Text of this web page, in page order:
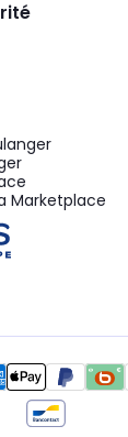
Marketplace